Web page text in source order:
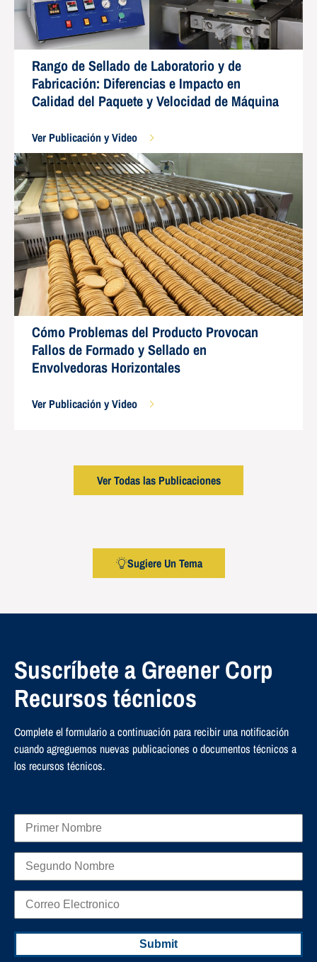
Rango de Sellado de Laboratorio y de
Fabricación: Diferencias e Impacto en
Calidad del Paquete y Velocidad de Máquina
Ver Publicación y Video
Cómo Problemas del Producto Provocan
Fallos de Formado y Sellado en
Envolvedoras Horizontales
Ver Publicación y Video
Ver Todas las Publicaciones
Sugiere Un Tema
Suscríbete a Greener Corp
Recursos técnicos
Complete el formulario a continuación para recibir una notificación
cuando agreguemos nuevas publicaciones o documentos técnicos a
los recursos técnicos.